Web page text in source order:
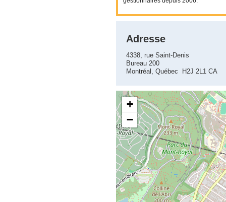
Adresse
4338, rue Saint-Denis
Bureau 200
Montréal, Québec H2J 2L1 CA
+
−